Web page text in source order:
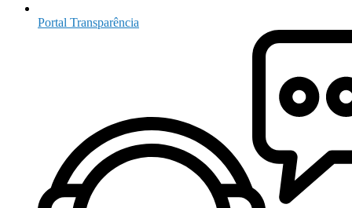
Portal Transparência